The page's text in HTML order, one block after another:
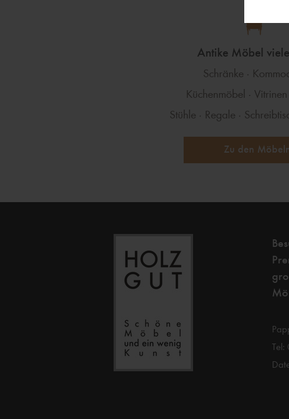
Antike Möbel
Schränke ·
Küchenmöbel · Vitrinen
Stühle · Regale ·
Zu den Möbeln